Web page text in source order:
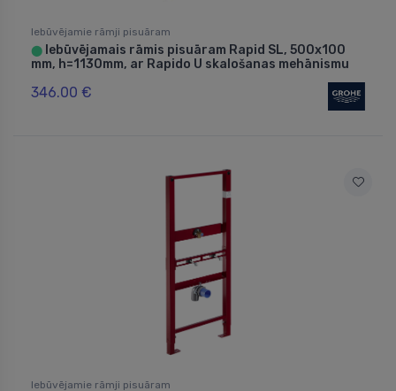
Iebūvējamie rāmji pisuāram
⬤ Iebūvējamais rāmis pisuāram Rapid SL, 500x100
mm, h=1130mm, ar Rapido U skalošanas mehānismu
346.00 €
Iebūvējamie rāmji pisuāram